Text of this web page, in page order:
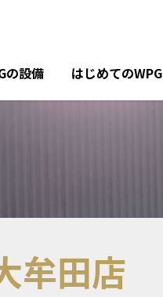
の設備 はじめてのWPG
牟田店